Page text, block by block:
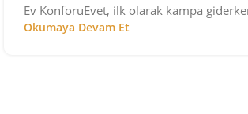
Ev KonforuEvet, ilk olarak kampa
Okumaya Devam Et